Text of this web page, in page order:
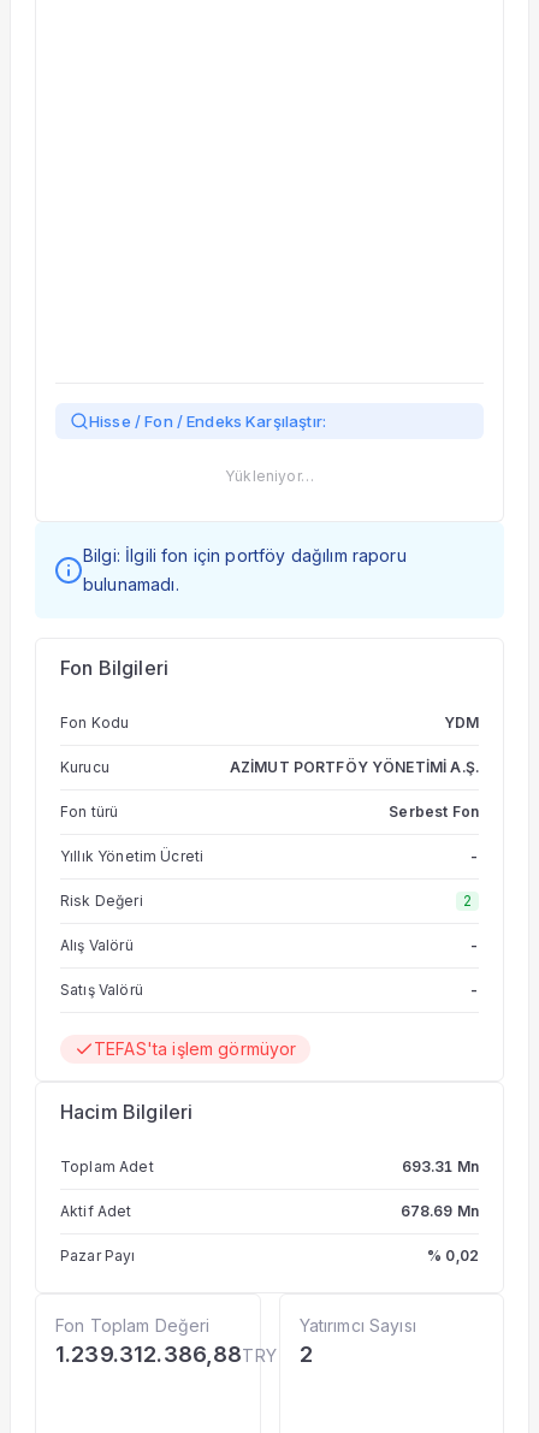
Hisse / Fon / Endeks Karşılaştır:
Yükleniyor…
Bilgi: İlgili fon için portföy dağılım raporu
bulunamadı.
Fon Bilgileri
Fon Kodu YDM
Kurucu AZİMUT PORTFÖY YÖNETİMİ A.Ş.
Fon türü Serbest Fon
Yıllık Yönetim Ücreti -
Risk Değeri 2
Alış Valörü -
Satış Valörü -
TEFAS'ta işlem görmüyor
Hacim Bilgileri
Toplam Adet 693.31 Mn
Aktif Adet 678.69 Mn
Pazar Payı % 0,02
Fon Toplam Değeri
1.239.312.386,88TRY
Yatırımcı Sayısı
2